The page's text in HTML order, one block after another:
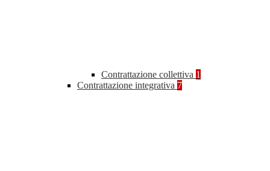
Contrattazione collettiva 1
Contrattazione integrativa 7